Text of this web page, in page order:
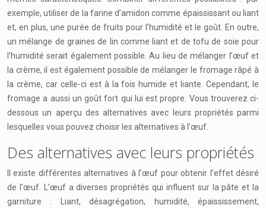
exemple, utiliser de la farine d’amidon comme épaississant ou liant
et, en plus, une purée de fruits pour l’humidité et le goût. En outre,
un mélange de graines de lin comme liant et de tofu de soie pour
l’humidité serait également possible. Au lieu de mélanger l’œuf et
la crème, il est également possible de mélanger le fromage râpé à
la crème, car celle-ci est à la fois humide et liante. Cependant, le
fromage a aussi un goût fort qui lui est propre. Vous trouverez ci-
dessous un aperçu des alternatives avec leurs propriétés parmi
lesquelles vous pouvez choisir les alternatives à l’œuf.
Des alternatives avec leurs propriétés
Il existe différentes alternatives à l’œuf pour obtenir l’effet désiré
de l’œuf. L’œuf a diverses propriétés qui influent sur la pâte et la
garniture : Liant, désagrégation, humidité, épaississement,